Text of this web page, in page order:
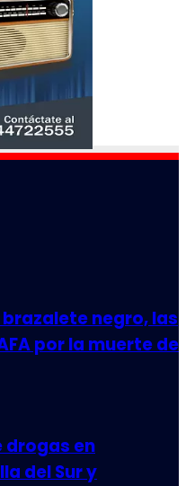
negro, las
por la muerte de
drogas en
del Sur y